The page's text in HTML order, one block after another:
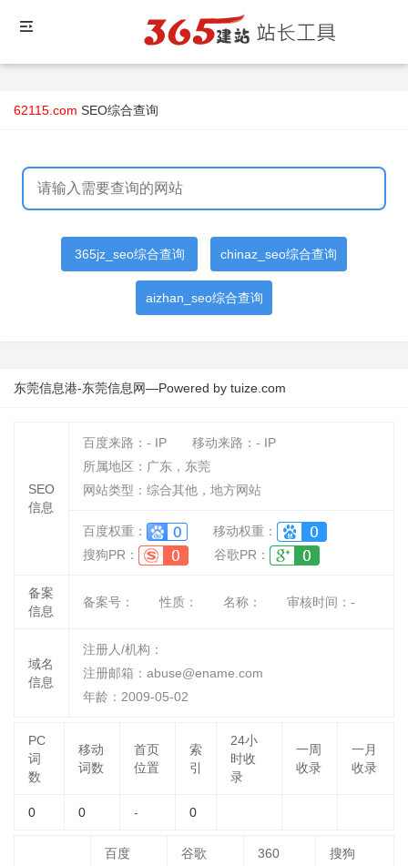
62115.com SEO综合查询
365jz_seo综合查询 chinaz_seo综合查询
aizhan_seo综合查询
东莞信息港-东莞信息网—Powered by tuize.com
SEO
信息
百度来路： - IP 移动来路： - IP
所属地区：广东，东莞
网站类型：综合其他，地方网站
百度权重：
移动权重：
搜狗PR：
谷歌PR：
备案
信息
备案号： 性质： 名称： 审核时间： -
域名
信息
注册人/机构：
注册邮箱：abuse@ename.com
年龄：2009-05-02
PC
词
数
移动
词数
首页
位置
索
引
24小
时收
录
一周
收录
一月
收录
0 0 - 0
百度 谷歌 360 搜狗